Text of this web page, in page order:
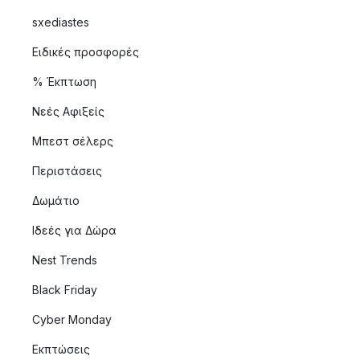
sxediastes
Ειδικές προσφορές
% Έκπτωση
Νεές Αφιξείς
Μπεστ σέλερς
Περιστάσεις
Δωμάτιο
Ιδεές για Δώρα
Nest Trends
Black Friday
Cyber Monday
Εκπτώσεις